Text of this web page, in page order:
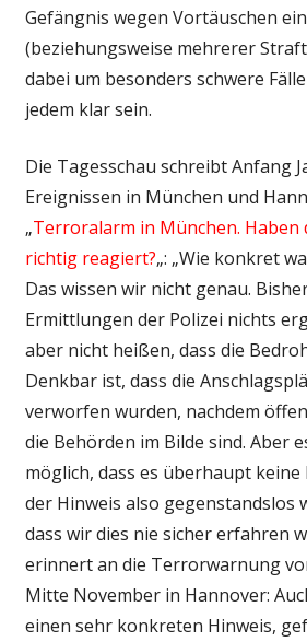
Gefängnis wegen Vortäuschen
(beziehungsweise mehrerer
dabei um besonders schwere
jedem klar sein.
Die Tagesschau schreibt Anfang
Ereignissen in München und
„Terroralarm in München. Haben
richtig reagiert?„: „Wie konkret
Das wissen wir nicht genau.
Ermittlungen der Polizei nichts
aber nicht heißen, dass die
Denkbar ist, dass die
verworfen wurden, nachdem
die Behörden im Bilde sind. Aber
möglich, dass es überhaupt
der Hinweis also gegenstandslos
dass wir dies nie sicher erfahren
erinnert an die Terrorwarnung
Mitte November in Hannover:
einen sehr konkreten Hinweis,